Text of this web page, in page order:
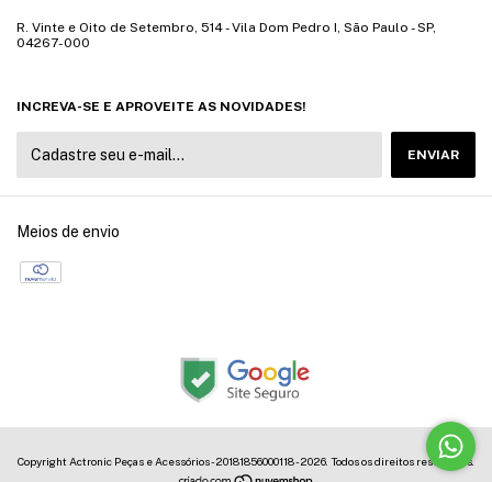
R. Vinte e Oito de Setembro, 514 - Vila Dom Pedro I, São Paulo - SP,
04267-000
INCREVA-SE E APROVEITE AS NOVIDADES!
Meios de envio
Copyright Actronic Peças e Acessórios - 20181856000118 - 2026. Todos os direitos reservados.